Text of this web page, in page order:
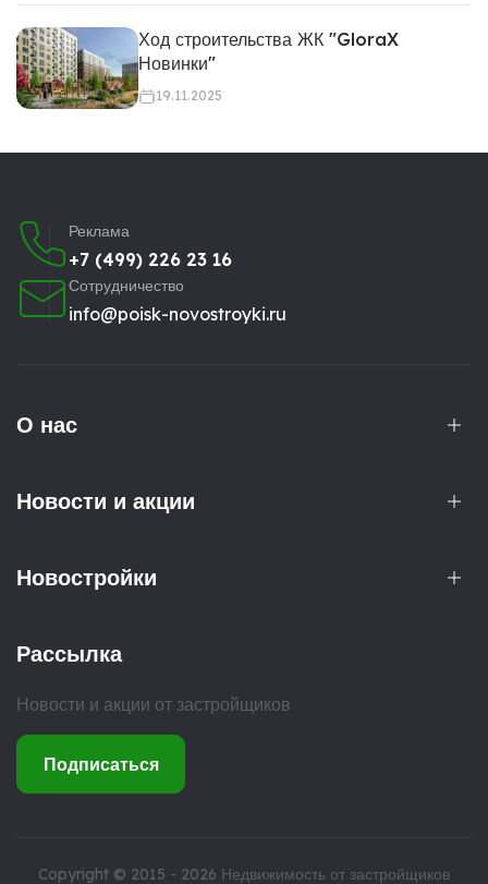
Ход строительства ЖК "GloraX
Новинки"
19.11.2025
Реклама
+7 (499) 226 23 16
Сотрудничество
info@poisk-novostroyki.ru
О нас
Новости и акции
Новостройки
Рассылка
Новости и акции от застройщиков
Подписаться
Copyright © 2015 - 2026 Недвижимость от застройщиков